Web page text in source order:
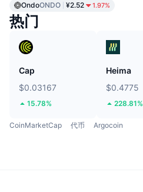
OndoONDO ¥2.52 1.97%
热门
Cap
$0.03167
15.78%
Heima
$0.4775
228.81%
CoinMarketCap 代币 Argocoin